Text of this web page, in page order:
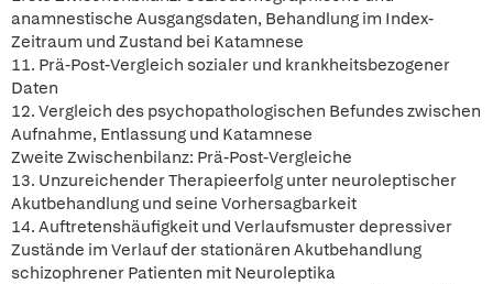
anamnestische Ausgangsdaten, Behandlung im Index-
Zeitraum und Zustand bei Katamnese
11. Prä-Post-Vergleich sozialer und krankheitsbezogener
Daten
12. Vergleich des psychopathologischen Befundes zwischen
Aufnahme, Entlassung und Katamnese
Zweite Zwischenbilanz: Prä-Post-Vergleiche
13. Unzureichender Therapieerfolg unter neuroleptischer
Akutbehandlung und seine Vorhersagbarkeit
14. Auftretenshäufigkeit und Verlaufsmuster depressiver
Zustände im Verlauf der stationären Akutbehandlung
schizophrener Patienten mit Neuroleptika